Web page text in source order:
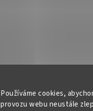
Používáme cookies,
provozu webu neustále